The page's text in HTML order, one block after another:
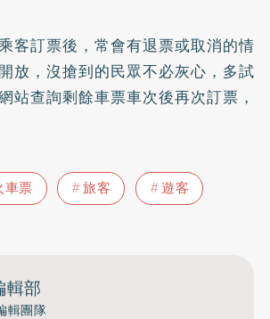
客訂票後，常會有退票或取消的情
放，沒搶到的民眾不必灰心，多試
站查詢剩餘車票車次後再次訂票，
車票 旅客 遊客
輯部
輯團隊